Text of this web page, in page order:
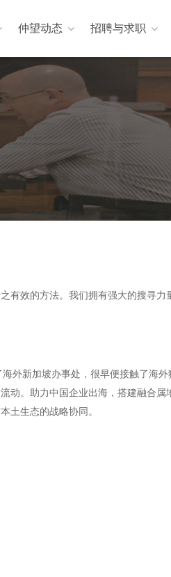
仲望动态 招聘与求职
有效的方法。我们拥有强大的搜寻力
外新加坡办事处，很早便接触了海外
动。助力中国企业出海，搭建融合属
土生态的战略协同。